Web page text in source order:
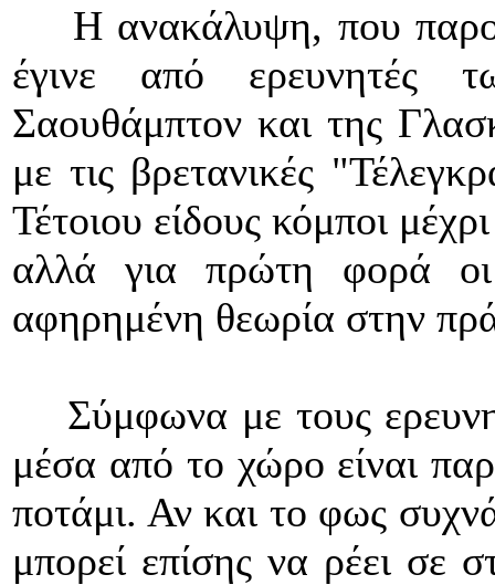
Η ανακάλυψη, που
έγινε από ερευνητές
Σαουθάμπτον και της
με τις βρετανικές
Τέτοιου είδους κόμποι
αλλά για πρώτη φορά
αφηρημένη θεωρία στην
Σύμφωνα με τους
μέσα από το χώρο είναι
ποτάμι. Αν και το φως
μπορεί επίσης να ρέει σε